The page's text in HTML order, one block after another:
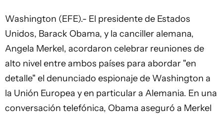
Washington (EFE).- El presidente de Estados
Unidos, Barack Obama, y la canciller alemana,
Angela Merkel, acordaron celebrar reuniones de
alto nivel entre ambos países para abordar "en
detalle" el denunciado espionaje de Washington a
la Unión Europea y en particular a Alemania. En una
conversación telefónica, Obama aseguró a Merkel